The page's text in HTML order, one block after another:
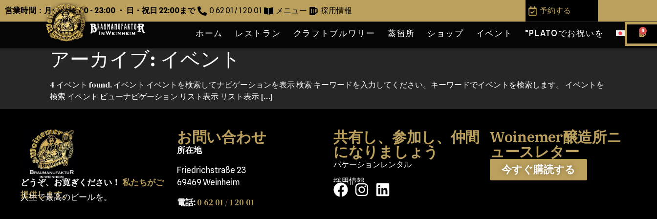
へ
ス
営業時間：月〜土 12:00 - 23:00 ・ 日・祝日 22:00まで 0 62 01 / 1 20 01 メニュー 採用情報 予約する
ホーム レストラン クラフトブルワリー 蒸留所 ショップ イベント °PLATOでお祝いを 0
アーカイブ: イベント
4 イベント found. イベント イベントを検索してナビゲーションを表示 検索 キーワードを入力してください。キーワードでイベントを検索します。 イベントを
検索 イベント ビューナビゲーション リスト表示 リスト表示 […]
どうぞ、お寛ぎください！ 私たちがご
提供します。
人生で最高のビールを。
お問い合わせ
所在地
Friedrichstraße 23
69469 Weinheim
電話: 0 62 01 / 1 20 01
共有し、参加し、仲間
になりましょう
バケーションレンタル
採用情報
Woinemer醸造所ニ
ュースレター
今すぐ購読する